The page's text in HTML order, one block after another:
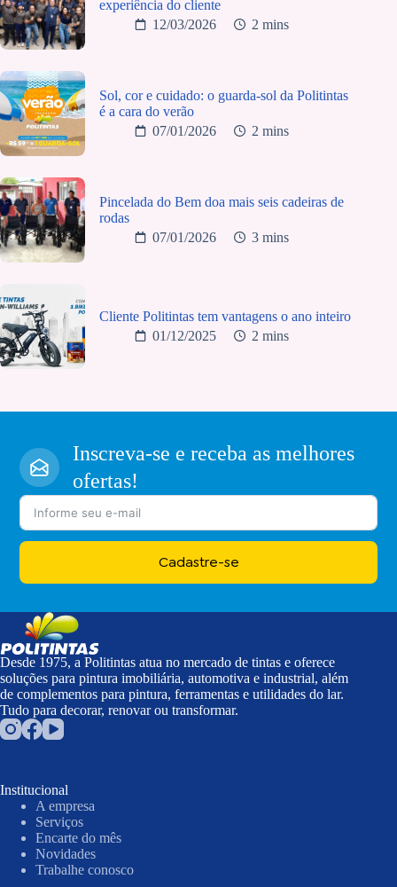
experiência do cliente
12/03/2026
2 mins
Sol, cor e cuidado: o guarda-sol da Politintas
é a cara do verão
07/01/2026
2 mins
Pincelada do Bem doa mais seis cadeiras de
rodas
07/01/2026
3 mins
Cliente Politintas tem vantagens o ano inteiro
01/12/2025
2 mins
Inscreva-se e receba as melhores
ofertas!
Cadastre-se
Desde 1975, a Politintas atua no mercado de tintas e oferece
soluções para pintura imobiliária, automotiva e industrial, além
de complementos para pintura, ferramentas e utilidades do lar.
Tudo para decorar, renovar ou transformar.
Institucional
A empresa
Serviços
Encarte do mês
Novidades
Trabalhe conosco